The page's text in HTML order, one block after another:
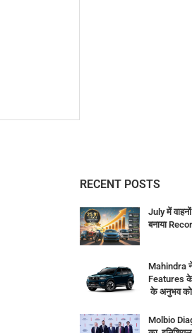
RECENT POSTS
July में
बनाया
Mahindra
Features
के अनुभव को
Molbio